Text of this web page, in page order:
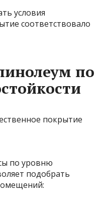
условия
соответствовало
по
по уровню
подобрать